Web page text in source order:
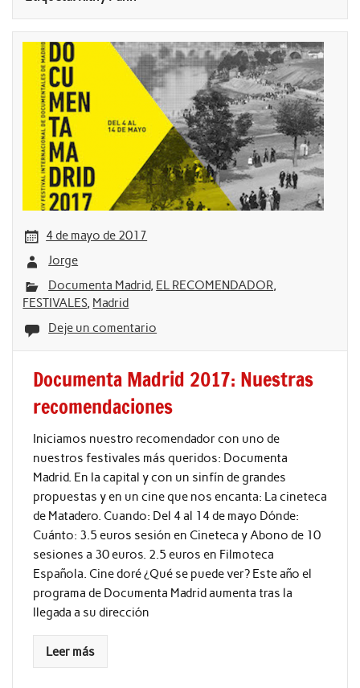
4 de mayo de 2017
Jorge
Documenta Madrid, EL RECOMENDADOR,
FESTIVALES, Madrid
Deje un comentario
Documenta Madrid 2017: Nuestras
recomendaciones
Iniciamos nuestro recomendador con uno de
nuestros festivales más queridos: Documenta
Madrid. En la capital y con un sinfín de grandes
propuestas y en un cine que nos encanta: La cineteca
de Matadero. Cuando: Del 4 al 14 de mayo Dónde:
Cuánto: 3.5 euros sesión en Cineteca y Abono de 10
sesiones a 30 euros. 2.5 euros en Filmoteca
Española. Cine doré ¿Qué se puede ver? Este año el
programa de Documenta Madrid aumenta tras la
llegada a su dirección
Leer más